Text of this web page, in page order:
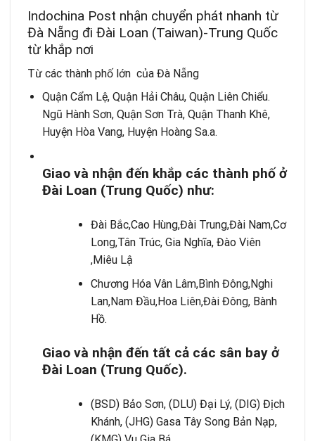
Indochina Post nhận chuyển phát nhanh từ
Đà Nẵng đi Đài Loan (Taiwan)-Trung Quốc
từ khắp nơi
Từ các thành phố lớn của Đà Nẵng
Quận Cẩm Lệ, Quận Hải Châu, Quận Liên Chiểu.
Ngũ Hành Sơn, Quận Sơn Trà, Quận Thanh Khê,
Huyện Hòa Vang, Huyện Hoàng Sa.a.
Giao và nhận đến khắp các thành phố ở
Đài Loan (Trung Quốc) như:
Đài Bắc,Cao Hùng,Đài Trung,Đài Nam,Cơ
Long,Tân Trúc, Gia Nghĩa, Đào Viên
,Miêu Lậ
Chương Hóa Vân Lâm,Bình Đông,Nghi
Lan,Nam Đầu,Hoa Liên,Đài Đông, Bành
Hồ.
Giao và nhận đến tất cảcác sân bay ở
Đài Loan (Trung Quốc).
(BSD) Bảo Sơn, (DLU) Đại Lý, (DIG) Địch
Khánh, (JHG) Gasa Tây Song Bản Nạp,